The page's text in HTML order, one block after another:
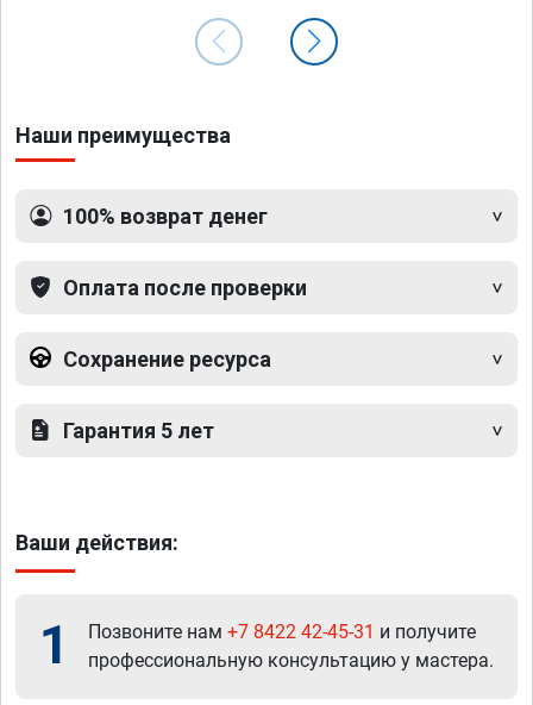
Наши преимущества
100% возврат денег
Оплата после проверки
Сохранение ресурса
Гарантия 5 лет
Ваши действия:
1 Позвоните нам +7 8422 42-45-31 и получите
профессиональную консультацию у мастера.